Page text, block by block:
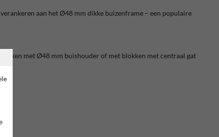
aan het Ø48 mm dikke buizenframe – een populaire
met Ø48 mm buishouder of met blokken met centraal gat